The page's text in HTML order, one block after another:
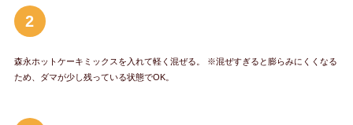
2
森永ホットケーキミックスを入れて軽く混ぜる。 ※混ぜすぎると膨らみにくくなる
ため、ダマが少し残っている状態でOK。